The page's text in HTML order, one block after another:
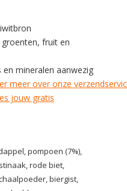
fruit en
mineralen aanwezig
meer over onze
jouw gratis
pompoen (7%),
rode biet,
biergist,